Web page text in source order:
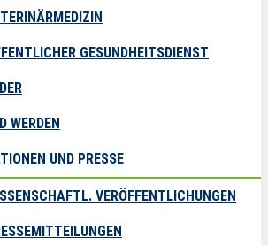
GESUNDHEITSDIENST
WERDEN
UND PRESSE
VERÖFFENTLICHUNGEN